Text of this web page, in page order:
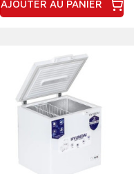
AJOUTER AU PANIER